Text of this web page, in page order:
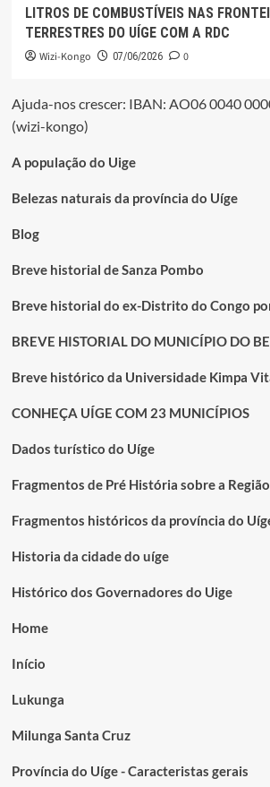
LITROS DE COMBUSTÍVEIS NAS
TERRESTRES DO UÍGE COM A RDC
Wizi-Kongo 07/06/2026 0
Ajuda-nos crescer: IBAN: AO06 0040
(wizi-kongo)
A população do Uige
Belezas naturais da província do Uíge
Blog
Breve historial de Sanza Pombo
Breve historial do ex-Distrito do Congo
BREVE HISTORIAL DO MUNICÍPIO DO
Breve histórico da Universidade Kimpa
CONHEÇA UÍGE COM 23 MUNICÍPIOS
Dados turístico do Uíge
Fragmentos de Pré História sobre a
Fragmentos históricos da província do
Historia da cidade do uíge
Histórico dos Governadores do Uige
Home
Início
Lukunga
Milunga Santa Cruz
Província do Uíge - Caracteristas gerais